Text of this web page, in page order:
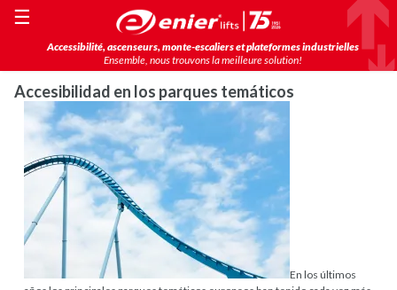
Accessibilité, ascenseurs, monte-escaliers et plateformes industrielles
Ensemble, nous trouvons la meilleure solution!
☰
Accesibilidad en los parques temáticos
En los últimos